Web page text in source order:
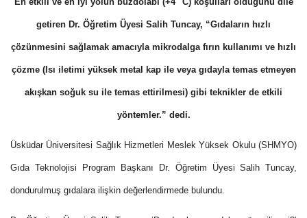
getiren Dr. Öğretim Üyesi Salih Tuncay, “Gıdaların hızlı
çözünmesini sağlamak amacıyla mikrodalga fırın kullanımı ve hızlı
çözme (Isı iletimi yüksek metal kap ile veya gıdayla temas etmeyen
akışkan soğuk su ile temas ettirilmesi) gibi teknikler de etkili
yöntemler.” dedi.
Üsküdar Üniversitesi Sağlık Hizmetleri Meslek Yüksek Okulu (SHMYO)
Gıda Teknolojisi Program Başkanı Dr. Öğretim Üyesi Salih Tuncay,
dondurulmuş gıdalara ilişkin değerlendirmede bulundu.